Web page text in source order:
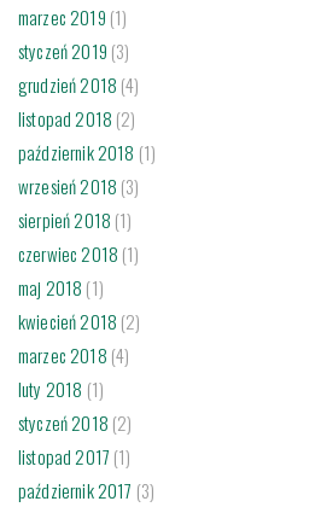
marzec 2019 (1)
styczeń 2019 (3)
grudzień 2018 (4)
listopad 2018 (2)
październik 2018 (1)
wrzesień 2018 (3)
sierpień 2018 (1)
czerwiec 2018 (1)
maj 2018 (1)
kwiecień 2018 (2)
marzec 2018 (4)
luty 2018 (1)
styczeń 2018 (2)
listopad 2017 (1)
październik 2017 (3)